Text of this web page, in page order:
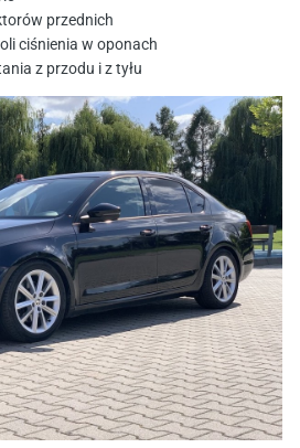
przednich
ciśnienia w oponach
z przodu i z tyłu